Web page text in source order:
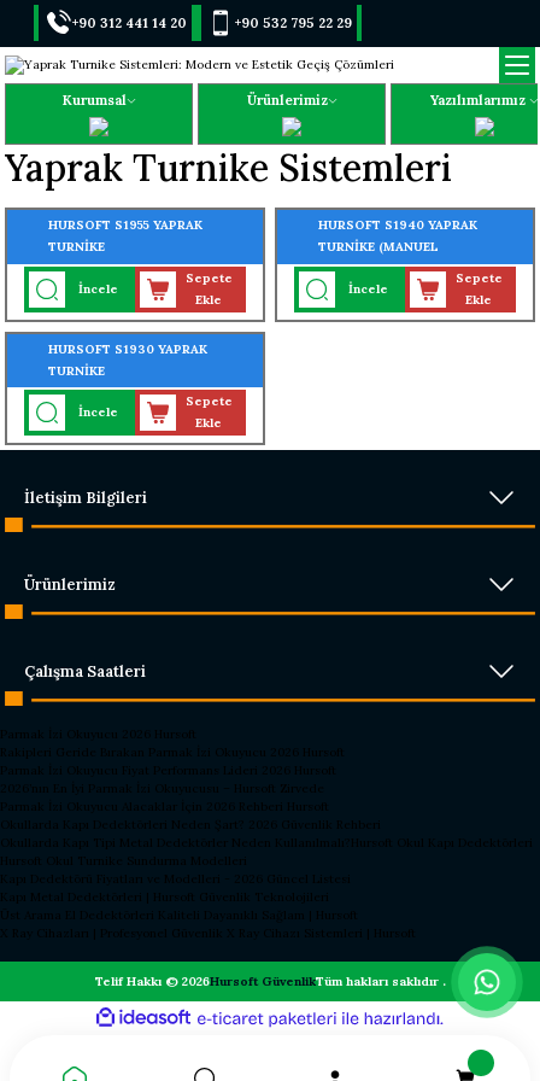
+90 312 441 14 20 +90 532 795 22 29
Kurumsal Ürünlerimiz Yazılımlarımız
Yaprak Turnike Sistemleri
HURSOFT S1955 YAPRAK
TURNİKE
İncele
Sepete
Ekle
HURSOFT S1940 YAPRAK
TURNİKE (MANUEL
KİLİTLEMELİ)
İncele
Sepete
Ekle
HURSOFT S1930 YAPRAK
TURNİKE
İncele
Sepete
Ekle
İletişim Bilgileri
Ürünlerimiz
Çalışma Saatleri
Parmak İzi Okuyucu 2026 Hursoft
Rakipleri Geride Bırakan Parmak İzi Okuyucu 2026 Hursoft
Parmak İzi Okuyucu Fiyat Performans Lideri 2026 Hursoft
2026’nın En İyi Parmak İzi Okuyucusu – Hursoft Zirvede
Parmak İzi Okuyucu Alacaklar İçin 2026 Rehberi Hursoft
Okullarda Kapı Dedektörleri Neden Şart? 2026 Güvenlik Rehberi
Okullarda Kapı Tipi Metal Dedektörler Neden Kullanılmalı?Hursoft Okul Kapı Dedektörleri
Hursoft Okul Turnike Sundurma Modelleri
Kapı Dedektörü Fiyatları ve Modelleri - 2026 Güncel Listesi
Kapı Metal Dedektörleri | Hursoft Güvenlik Teknolojileri
Üst Arama El Dedektörleri Kaliteli Dayanıklı Sağlam | Hursoft
X Ray Cihazları | Profesyonel Güvenlik X Ray Cihazı Sistemleri | Hursoft
Telif Hakkı © 2026Hursoft GüvenlikTüm hakları saklıdır .
ideasoft
e-